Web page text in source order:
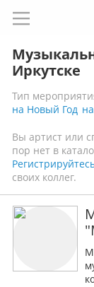
Иркутске
Тип
на Новый Год
Вы артист или
пор нет в
своих коллег.